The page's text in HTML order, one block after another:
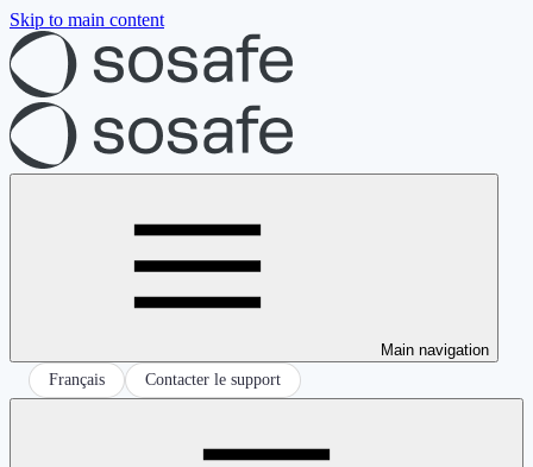
Skip to main content
Main navigation
Français
Contacter le support